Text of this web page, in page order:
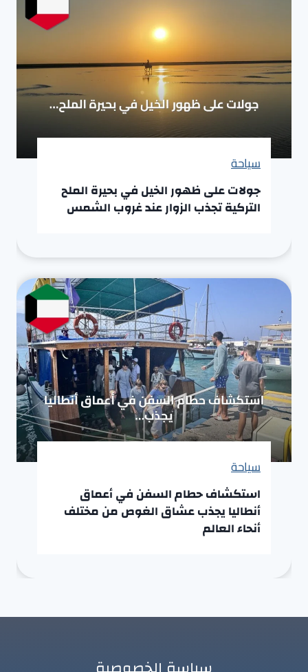
سياحة
جولات على ظهور الخيل في بحيرة الملح
التركية تجذب الزوار عند غروب الشمس
سياحة
استكشاف حطام السفن في أعماق
أنطاليا يجذب عشاق الغوص من مختلف
أنحاء العالم